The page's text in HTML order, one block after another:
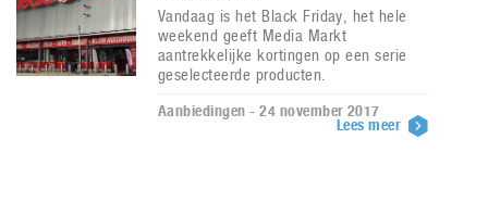
Vandaag is het Black Friday, het hele
weekend geeft Media Markt
aantrekkelijke kortingen op een serie
geselecteerde producten.
Aanbiedingen - 24 november 2017
Lees meer